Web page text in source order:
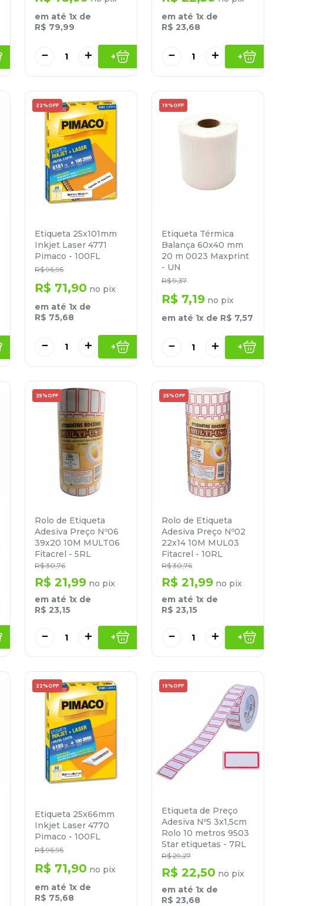
em até 1x de
R$ 79,99
＋
－ +
em até 1x de
R$ 23,68
＋
－ +
22% OFF
Etiqueta 25x101mm
Inkjet Laser 4771
Pimaco - 100FL
R$ 96,95
R$ 71,90 no pix
em até 1x de
R$ 75,68
＋
－ +
19% OFF
Etiqueta Térmica
Balança 60x40 mm
20 m 0023 Maxprint
- UN
R$ 9,37
R$ 7,19 no pix
em até 1x de R$ 7,57
＋
－ +
25% OFF
Rolo de Etiqueta
Adesiva Preço Nº06
39x20 10M MULT06
Fitacrel - 5RL
R$ 30,76
R$ 21,99 no pix
em até 1x de
R$ 23,15
＋
－ +
25% OFF
Rolo de Etiqueta
Adesiva Preço Nº02
22x14 10M MUL03
Fitacrel - 10RL
R$ 30,76
R$ 21,99 no pix
em até 1x de
R$ 23,15
＋
－ +
22% OFF
Etiqueta 25x66mm
Inkjet Laser 4770
Pimaco - 100FL
R$ 96,95
R$ 71,90 no pix
em até 1x de
R$ 75,68
19% OFF
Etiqueta de Preço
Adesiva Nº5 3x1,5cm
Rolo 10 metros 9503
Star etiquetas - 7RL
R$ 29,27
R$ 22,50 no pix
em até 1x de
R$ 23,68